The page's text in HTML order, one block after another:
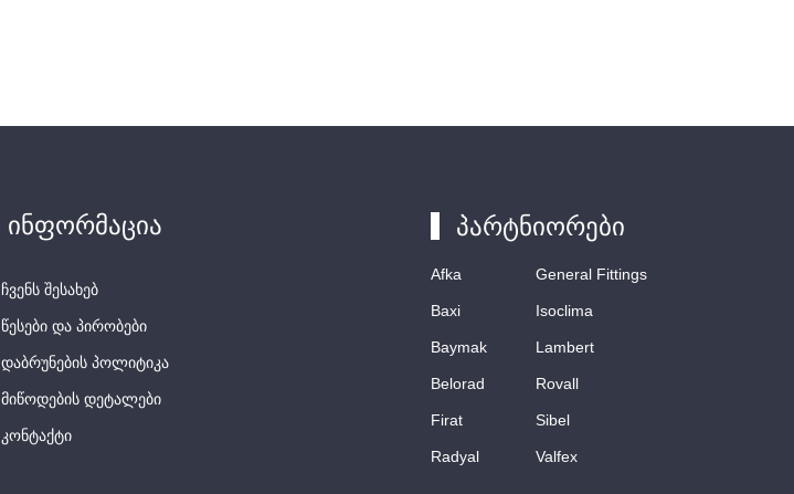
ინფორმაცია
ჩვენს შესახებ
წესები და პირობები
დაბრუნების პოლიტიკა
მიწოდების დეტალები
კონტაქტი
პარტნიორები
Afka
Baxi
Baymak
Belorad
Firat
Radyal
General Fittings
Isoclima
Lambert
Rovall
Sibel
Valfex